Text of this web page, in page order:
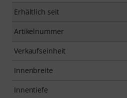
Erhältlich seit
Artikelnummer
Verkaufseinheit
Innenbreite
Innentiefe